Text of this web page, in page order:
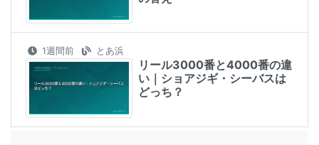
1週間前 とあ浜
リール3000番と4000番の違
い｜ショアジギ・シーバスは
どっち？